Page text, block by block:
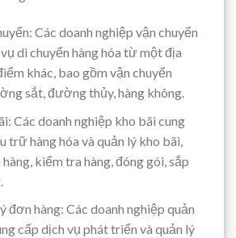
Các doanh nghiệp vận chuyển
di chuyển hàng hóa từ một địa
khác, bao gồm vận chuyển
sắt, đường thủy, hàng không.
Các doanh nghiệp kho bãi cung
trữ hàng hóa và quản lý kho bãi,
kiểm tra hàng, đóng gói, sắp
đơn hàng: Các doanh nghiệp quản
cấp dịch vụ phát triển và quản lý